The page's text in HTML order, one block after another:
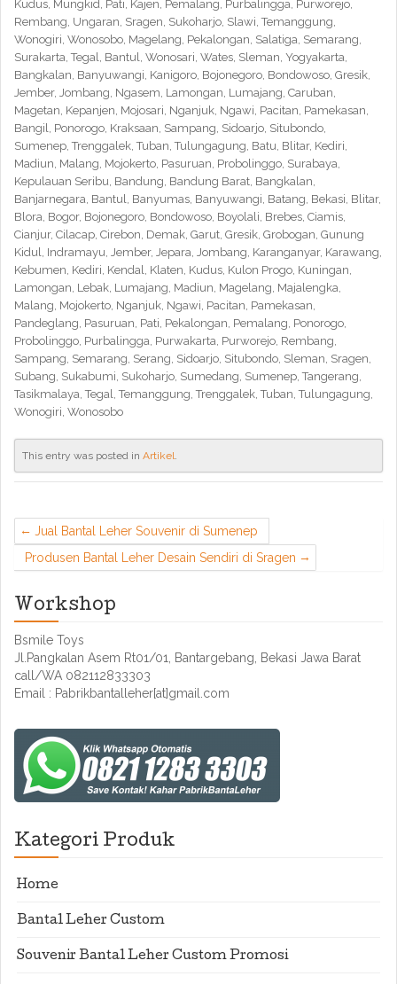
Kudus, Mungkid, Pati, Kajen, Pemalang, Purbalingga, Purworejo,
Rembang, Ungaran, Sragen, Sukoharjo, Slawi, Temanggung,
Wonogiri, Wonosobo, Magelang, Pekalongan, Salatiga, Semarang,
Surakarta, Tegal, Bantul, Wonosari, Wates, Sleman, Yogyakarta,
Bangkalan, Banyuwangi, Kanigoro, Bojonegoro, Bondowoso, Gresik,
Jember, Jombang, Ngasem, Lamongan, Lumajang, Caruban,
Magetan, Kepanjen, Mojosari, Nganjuk, Ngawi, Pacitan, Pamekasan,
Bangil, Ponorogo, Kraksaan, Sampang, Sidoarjo, Situbondo,
Sumenep, Trenggalek, Tuban, Tulungagung, Batu, Blitar, Kediri,
Madiun, Malang, Mojokerto, Pasuruan, Probolinggo, Surabaya,
Kepulauan Seribu, Bandung, Bandung Barat, Bangkalan,
Banjarnegara, Bantul, Banyumas, Banyuwangi, Batang, Bekasi, Blitar,
Blora, Bogor, Bojonegoro, Bondowoso, Boyolali, Brebes, Ciamis,
Cianjur, Cilacap, Cirebon, Demak, Garut, Gresik, Grobogan, Gunung
Kidul, Indramayu, Jember, Jepara, Jombang, Karanganyar, Karawang,
Kebumen, Kediri, Kendal, Klaten, Kudus, Kulon Progo, Kuningan,
Lamongan, Lebak, Lumajang, Madiun, Magelang, Majalengka,
Malang, Mojokerto, Nganjuk, Ngawi, Pacitan, Pamekasan,
Pandeglang, Pasuruan, Pati, Pekalongan, Pemalang, Ponorogo,
Probolinggo, Purbalingga, Purwakarta, Purworejo, Rembang,
Sampang, Semarang, Serang, Sidoarjo, Situbondo, Sleman, Sragen,
Subang, Sukabumi, Sukoharjo, Sumedang, Sumenep, Tangerang,
Tasikmalaya, Tegal, Temanggung, Trenggalek, Tuban, Tulungagung,
Wonogiri, Wonosobo
This entry was posted in Artikel.
Jual Bantal Leher Souvenir di Sumenep
Produsen Bantal Leher Desain Sendiri di Sragen
Workshop
Bsmile Toys
Jl.Pangkalan Asem Rt01/01, Bantargebang, Bekasi Jawa Barat
call/WA 082112833303
Email : Pabrikbantalleher[at]gmail.com
Kategori Produk
Home
Bantal Leher Custom
Souvenir Bantal Leher Custom Promosi